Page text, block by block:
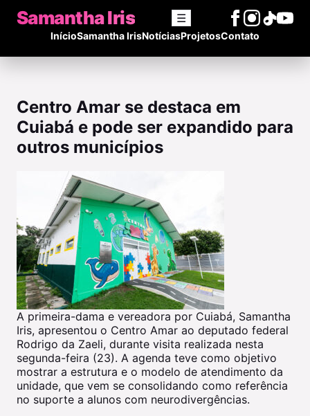
Samantha Iris ☰
InícioSamantha IrisNotíciasProjetosContato
Centro Amar se destaca em
Cuiabá e pode ser expandido para
outros municípios
A primeira-dama e vereadora por Cuiabá, Samantha
Iris, apresentou o Centro Amar ao deputado federal
Rodrigo da Zaeli, durante visita realizada nesta
segunda-feira (23). A agenda teve como objetivo
mostrar a estrutura e o modelo de atendimento da
unidade, que vem se consolidando como referência
no suporte a alunos com neurodivergências.